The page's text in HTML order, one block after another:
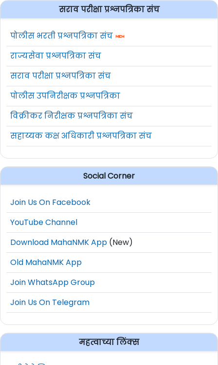
सराव परीक्षा प्रश्नपत्रिका संच
पोलीस भरती प्रश्नपत्रिका संच
राज्यसेवा प्रश्नपत्रिका संच
सराव परीक्षा प्रश्नपत्रिका संच
पोलीस उपनिरीक्षक प्रश्नपत्रिका
विक्रीकर निरीक्षक प्रश्नपत्रिका संच
सहाय्यक कक्ष अधिकारी प्रश्नपत्रिका संच
Social Corner
Join Us On Facebook
YouTube Channel
Download MahaNMK App (New)
Old MahaNMK App
Join WhatsApp Group
Join Us On Telegram
महत्वाच्या लिंक्स